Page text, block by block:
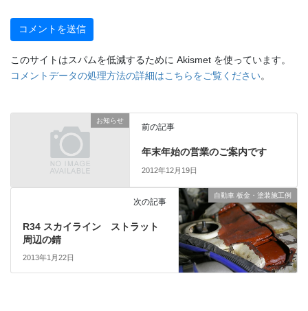
このサイトはスパムを低減するために Akismet を使っています。
コメントデータの処理方法の詳細はこちらをご覧ください。
お知らせ
前の記事
年末年始の営業のご案内です
2012年12月19日
自動車 板金・塗装施工例
次の記事
R34 スカイライン ストラット
周辺の錆
2013年1月22日